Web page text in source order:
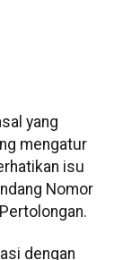
yang
mengatur
isu
Nomor
dengan